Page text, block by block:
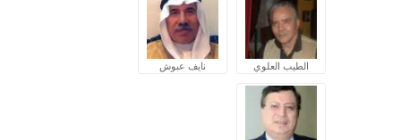
الطيب العلوي نايف عبوش